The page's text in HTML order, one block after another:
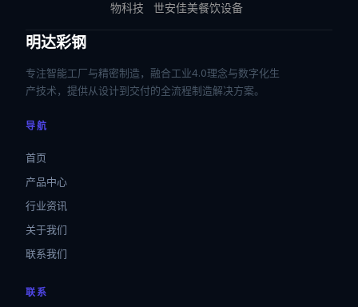
物科技
世安佳美餐饮设备
明达彩钢
专注智能工厂与精密制造，融合工业4.0理念与数字化生
产技术，提供从设计到交付的全流程制造解决方案。
导航
首页
产品中心
行业资讯
关于我们
联系我们
联系